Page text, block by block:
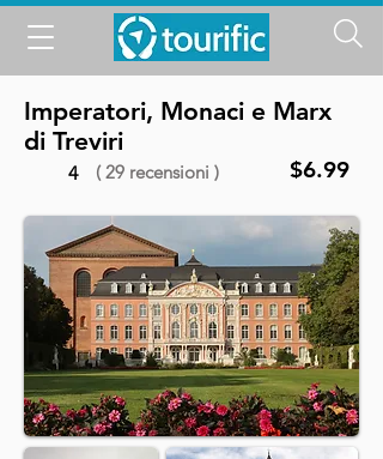
Imperatori, Monaci e Marx
di Treviri
4 ( 29 recensioni ) $6.99